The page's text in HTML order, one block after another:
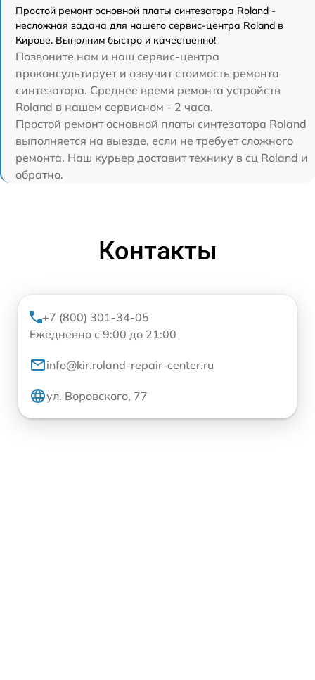
Простой ремонт основной платы синтезатора Roland -
несложная задача для нашего сервис-центра Roland в
Кирове. Выполним быстро и качественно!
Позвоните нам и наш сервис-центра
проконсультирует и озвучит стоимость ремонта
синтезатора. Среднее время ремонта устройств
Roland в нашем сервисном - 2 часа.
Простой ремонт основной платы синтезатора Roland
выполняется на выезде, если не требует сложного
ремонта. Наш курьер доставит технику в сц Roland и
обратно.
Контакты
+7 (800) 301-34-05
Ежедневно с 9:00 до 21:00
info@kir.roland-repair-center.ru
ул. Воровского, 77